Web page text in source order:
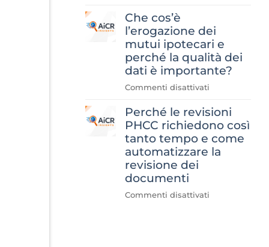
imparato
sviluppando
il
sistema
di
verifica
della
cronologia
dei
Che cos’è
l’erogazione dei
mutui ipotecari e
perché la qualità dei
dati è importante?
Commenti disattivati
cos'è
l'erogazione
di
mutui
ipotecari
Perché le revisioni
PHCC richiedono così
tanto tempo e come
automatizzare la
revisione dei
documenti
Commenti disattivati